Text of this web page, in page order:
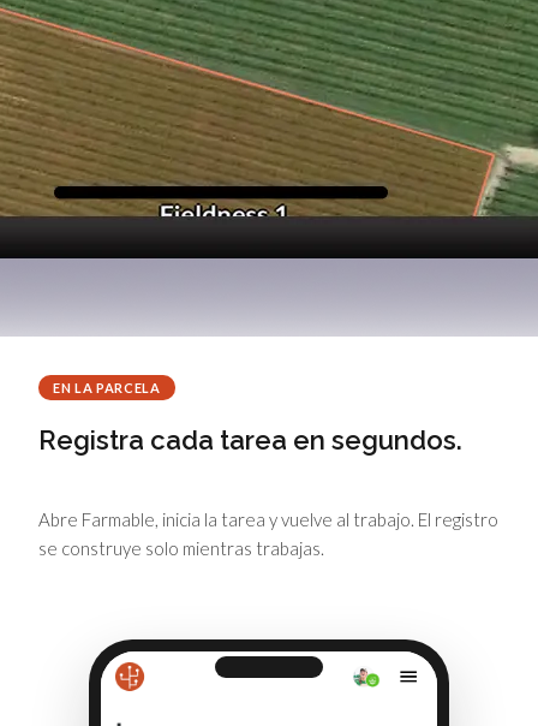
EN LA PARCELA
Registra cada tarea en segundos.
Abre Farmable, inicia la tarea y vuelve al trabajo. El registro
se construye solo mientras trabajas.